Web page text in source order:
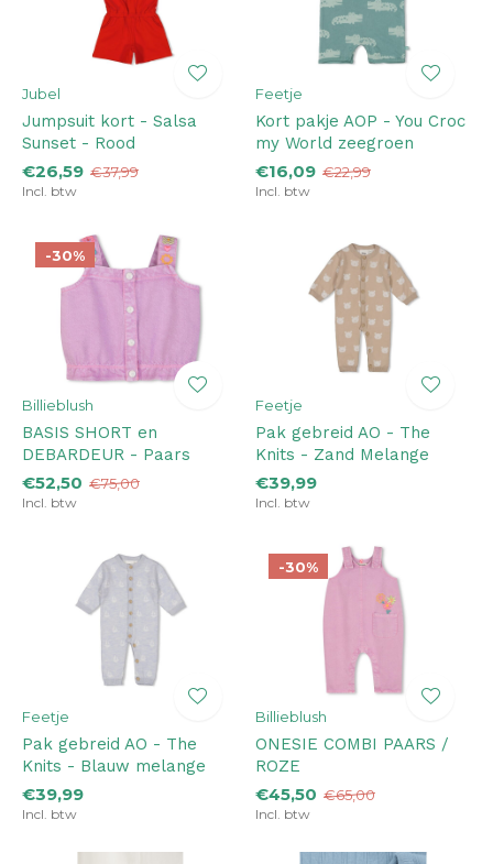
Jubel
Jumpsuit kort - Salsa
Sunset - Rood
€26,59 €37,99
Incl. btw
Feetje
Kort pakje AOP - You Croc
my World zeegroen
€16,09 €22,99
Incl. btw
-30%
Billieblush
BASIS SHORT en
DEBARDEUR - Paars
€52,50 €75,00
Incl. btw
Feetje
Pak gebreid AO - The
Knits - Zand Melange
€39,99
Incl. btw
Feetje
Pak gebreid AO - The
Knits - Blauw melange
€39,99
Incl. btw
-30%
Billieblush
ONESIE COMBI PAARS /
ROZE
€45,50 €65,00
Incl. btw